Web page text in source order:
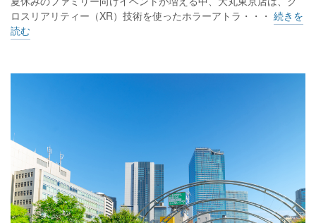
ロスリアリティー（XR）技術を使ったホラーアトラ・・・ 続きを
読む